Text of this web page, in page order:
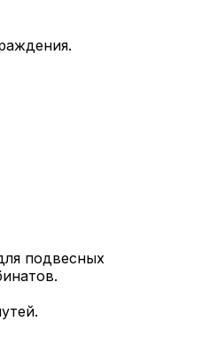
подвесных